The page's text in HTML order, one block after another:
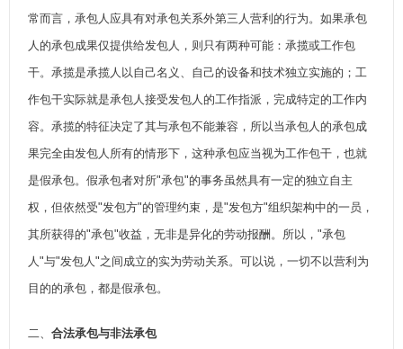
常而言，承包人应具有对承包关系外第三人营利的行为。如果承包
人的承包成果仅提供给发包人，则只有两种可能：承揽或工作包
干。承揽是承揽人以自己名义、自己的设备和技术独立实施的；工
作包干实际就是承包人接受发包人的工作指派，完成特定的工作内
容。承揽的特征决定了其与承包不能兼容，所以当承包人的承包成
果完全由发包人所有的情形下，这种承包应当视为工作包干，也就
是假承包。假承包者对所"承包"的事务虽然具有一定的独立自主
权，但依然受"发包方"的管理约束，是"发包方"组织架构中的一员，
其所获得的"承包"收益，无非是异化的劳动报酬。所以，"承包
人"与"发包人"之间成立的实为劳动关系。可以说，一切不以营利为
目的的承包，都是假承包。
二、 合法承包与非法承包